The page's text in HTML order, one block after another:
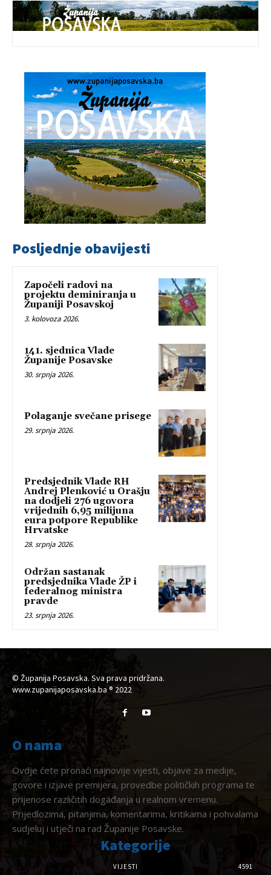
Posljednje obavijesti
Započeli radovi na
projektu deminiranja u
Županiji Posavskoj
3. kolovoza 2026.
141. sjednica Vlade
Županije Posavske
30. srpnja 2026.
Polaganje svečane prisege
29. srpnja 2026.
Predsjednik Vlade RH
Andrej Plenković u Orašju
na dodjeli 276 ugovora
vrijednih 6,95 milijuna
eura potpore Republike
Hrvatske
28. srpnja 2026.
Održan sastanak
predsjednika Vlade ŽP i
federalnog ministra
pravde
23. srpnja 2026.
© Županija Posavska. Sva prava pridržana.
www.zupanijaposavska.ba ® 2022
O nama
Ovdje ćete pronaći najnovije vijesti, objave za medije,
govore i izjave premijera, provedbe političkih programa te
prijenose različitih događanja u realnom vremenu.
Prijedlozima, pitanjima, komentarima, kritikama i pohvalama
sudjeluj i utječi na rad Županije Posavske.
Kategorije
VIJESTI 4591